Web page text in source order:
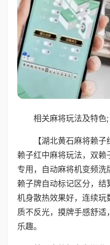
相关麻将玩法及特色;
【湖北黄石麻将赖
赖子红中麻将玩法，双
专用，自动麻将机变频洗
赖子牌自动标记区分，结
机身散热效果好，连续
质不反光，摸牌手感舒
乐趣。